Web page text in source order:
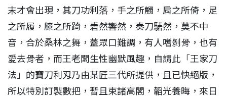
末才會出現，其刀功利落，手之所觸，肩之所倚，足
之所履，膝之所踦，砉然響然，奏刀騞然，莫不中
音，合於桑林之舞，蓋眾口難調，有人嗜剝骨，也有
愛去骨者，而王老闆生性幽默風趣，自謂此「王家刀
法」的寶刀利刄乃由某匠三代所提供，且已快絕版，
所以特別訂製數把，暫且束諸高閣，韜光養晦，來日